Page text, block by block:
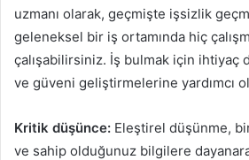
uzmanı olarak, geçmişte işsizlik
geleneksel bir iş ortamında hiç
çalışabilirsiniz. İş bulmak için ihtiyaç
ve güveni geliştirmelerine yardımcı
Kritik düşünce: Eleştirel düşünme,
ve sahip olduğunuz bilgilere